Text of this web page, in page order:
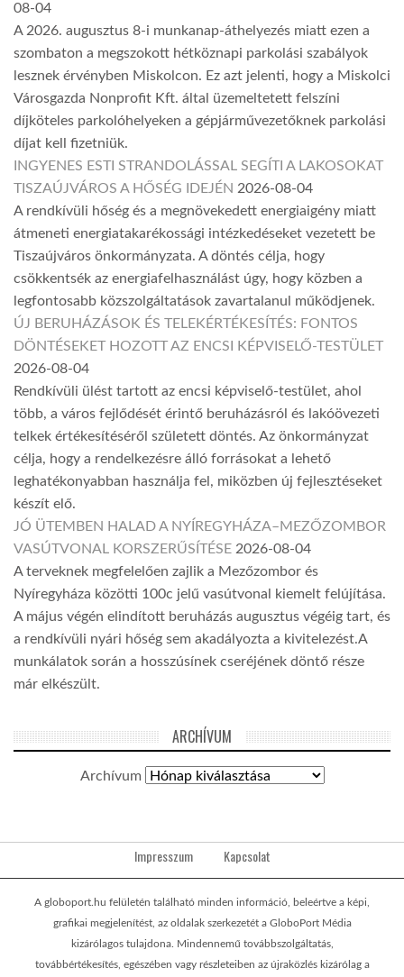
08-04
A 2026. augusztus 8-i munkanap-áthelyezés miatt ezen a
szombaton a megszokott hétköznapi parkolási szabályok
lesznek érvényben Miskolcon. Ez azt jelenti, hogy a Miskolci
Városgazda Nonprofit Kft. által üzemeltetett felszíni
díjköteles parkolóhelyeken a gépjárművezetőknek parkolási
díjat kell fizetniük.
INGYENES ESTI STRANDOLÁSSAL SEGÍTI A LAKOSOKAT
TISZAÚJVÁROS A HŐSÉG IDEJÉN 2026-08-04
A rendkívüli hőség és a megnövekedett energiaigény miatt
átmeneti energiatakarékossági intézkedéseket vezetett be
Tiszaújváros önkormányzata. A döntés célja, hogy
csökkentsék az energiafelhasználást úgy, hogy közben a
legfontosabb közszolgáltatások zavartalanul működjenek.
ÚJ BERUHÁZÁSOK ÉS TELEKÉRTÉKESÍTÉS: FONTOS
DÖNTÉSEKET HOZOTT AZ ENCSI KÉPVISELŐ-TESTÜLET
2026-08-04
Rendkívüli ülést tartott az encsi képviselő-testület, ahol
több, a város fejlődését érintő beruházásról és lakóövezeti
telkek értékesítéséről született döntés. Az önkormányzat
célja, hogy a rendelkezésre álló forrásokat a lehető
leghatékonyabban használja fel, miközben új fejlesztéseket
készít elő.
JÓ ÜTEMBEN HALAD A NYÍREGYHÁZA–MEZŐZOMBOR
VASÚTVONAL KORSZERŰSÍTÉSE 2026-08-04
A terveknek megfelelően zajlik a Mezőzombor és
Nyíregyháza közötti 100c jelű vasútvonal kiemelt felújítása.
A május végén elindított beruházás augusztus végéig tart, és
a rendkívüli nyári hőség sem akadályozta a kivitelezést.A
munkálatok során a hosszúsínek cseréjének döntő része
már elkészült.
ARCHÍVUM
Archívum
Impresszum Kapcsolat
A globoport.hu felületén található minden információ, beleértve a képi,
grafikai megjelenítést, az oldalak szerkezetét a GloboPort Média
kizárólagos tulajdona. Mindennemű továbbszolgáltatás,
továbbértékesítés, egészében vagy részleteiben az újraközlés kizárólag a